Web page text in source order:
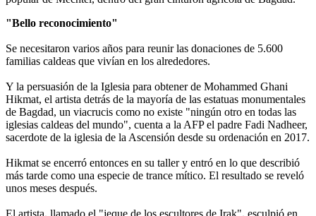
"Bello reconocimiento"
Se necesitaron varios años para reunir las donaciones de 5.600
familias caldeas que vivían en los alrededores.
Y la persuasión de la Iglesia para obtener de Mohammed Ghani
Hikmat, el artista detrás de la mayoría de las estatuas monumentales
de Bagdad, un viacrucis como no existe "ningún otro en todas las
iglesias caldeas del mundo", cuenta a la AFP el padre Fadi Nadheer,
sacerdote de la iglesia de la Ascensión desde su ordenación en 2017.
Hikmat se encerró entonces en su taller y entró en lo que describió
más tarde como una especie de trance mítico. El resultado se reveló
unos meses después.
El artista, llamado el "jeque de los escultores de Irak", esculpió en